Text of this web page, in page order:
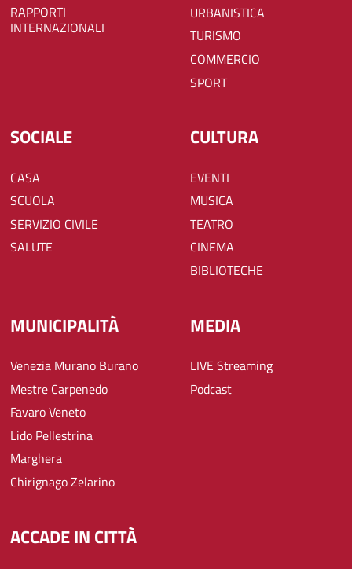
RAPPORTI
INTERNAZIONALI
URBANISTICA
TURISMO
COMMERCIO
SPORT
SOCIALE
CASA
SCUOLA
SERVIZIO CIVILE
SALUTE
CULTURA
EVENTI
MUSICA
TEATRO
CINEMA
BIBLIOTECHE
MUNICIPALITÀ
Venezia Murano Burano
Mestre Carpenedo
Favaro Veneto
Lido Pellestrina
Marghera
Chirignago Zelarino
MEDIA
LIVE Streaming
Podcast
ACCADE IN CITTÀ